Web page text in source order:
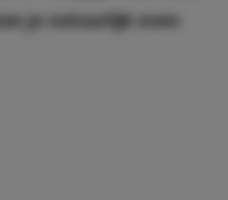
je natuurlijk even